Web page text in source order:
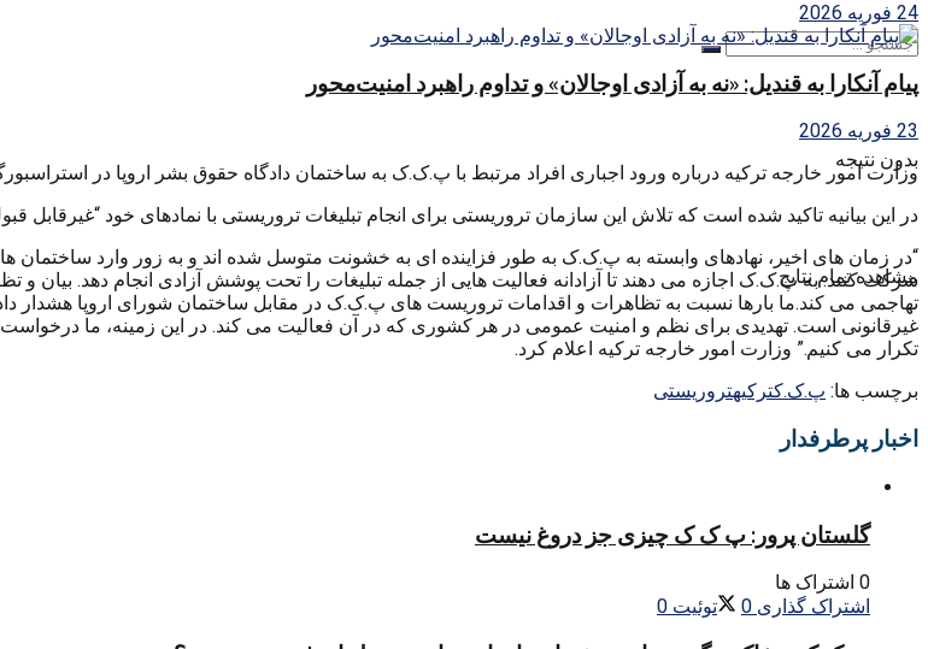
بدون نتیجه
مشاهده تمام نتایج
24 فوریه 2026
پیام آنکارا به قندیل: «نه به آزادی اوجالان» و تداوم راهبرد امنیت‌محور
23 فوریه 2026
وزارت امور خارجه ترکیه درباره ورود اجباری افراد مرتبط با پ.ک.ک به ساختمان دادگاه حقوق بشر اروپا در
در این بیانیه تاکید شده است که تلاش این سازمان تروریستی برای انجام تبلیغات تروریستی با نمادهای خود “غیرقابل
“در زمان های اخیر، نهادهای وابسته به پ.ک.ک به طور فزاینده ای به خشونت متوسل شده اند و به زور وارد ساختمان
شرکت کنند. به پ.ک.ک اجازه می دهند تا آزادانه فعالیت هایی از جمله تبلیغات را تحت پوشش آزادی انجام دهد. بیان و
تهاجمی می کند.ما بارها نسبت به تظاهرات و اقدامات تروریست های پ.ک.ک در مقابل ساختمان شورای اروپا هشدار
غیرقانونی است. تهدیدی برای نظم و امنیت عمومی در هر کشوری که در آن فعالیت می کند. در این زمینه، ما درخواست
تکرار می کنیم.” وزارت امور خارجه ترکیه اعلام کرد.
برچسب ها: پ.ک.کترکیهتروریستی
اخبار پرطرفدار
گلستان پرور: پ ک ک چیزی جز دروغ نیست
0 اشتراک ها
اشتراک گذاری 0 توئیت 0